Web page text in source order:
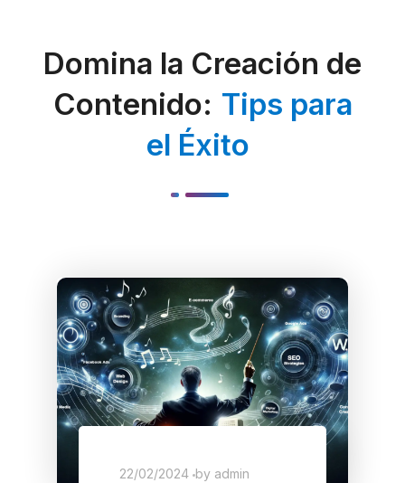
Domina la Creación de
Contenido: Tips para
el Éxito
22/02/2024 by admin